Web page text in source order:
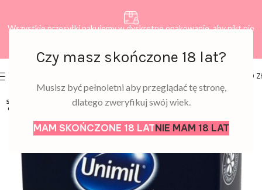
Czy masz skończone 18 lat?
Musisz być pełnoletni aby przeglądać tę stronę,
dlatego zweryfikuj swój wiek.
MAM SKOŃCZONE 18 LATNIE MAM 18 LAT
Wszystkie przesyłki pakujemy w dyskretne opakowanie, aby nikt nie
0,00
SOLD
OUT